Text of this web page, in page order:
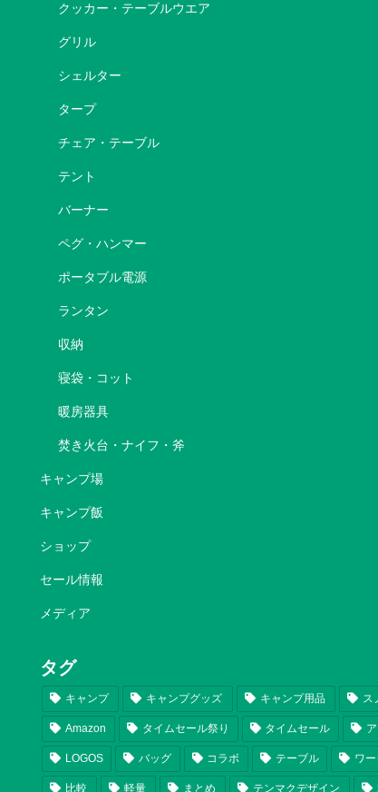
クッカー・テーブルウエア
グリル
シェルター
タープ
チェア・テーブル
テント
バーナー
ペグ・ハンマー
ポータブル電源
ランタン
収納
寝袋・コット
暖房器具
焚き火台・ナイフ・斧
キャンプ場
キャンプ飯
ショップ
セール情報
メディア
タグ
キャンプ キャンプグッズ キャンプ用品 ス
Amazon タイムセール祭り タイムセール
LOGOS バッグ コラボ テーブル ワ
比較 軽量 まとめ テンマクデザイン